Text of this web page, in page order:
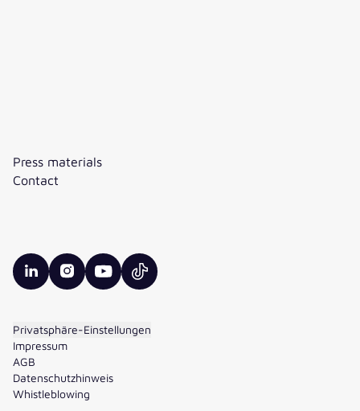
Press materials
Contact
valantic LinkedIn
valantic Instagram
valantic YouTube
valantic TikTok
Privatsphäre-Einstellungen
Impressum
AGB
Datenschutzhinweis
Whistleblowing